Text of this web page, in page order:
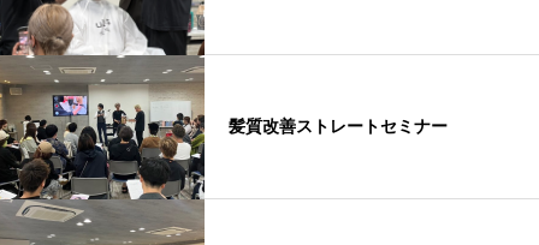
髪質改善ストレートセミナー